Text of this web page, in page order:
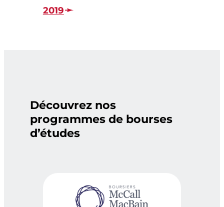
2019
Découvrez nos
programmes de bourses
d’études